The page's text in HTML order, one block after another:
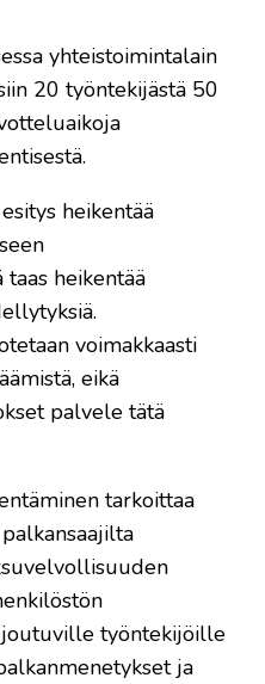
yhteistoimintalain
20 työntekijästä 50
heikentää
heikentää
voimakkaasti
eikä
palvele tätä
tarkoittaa
joutuville työntekijöille
ja